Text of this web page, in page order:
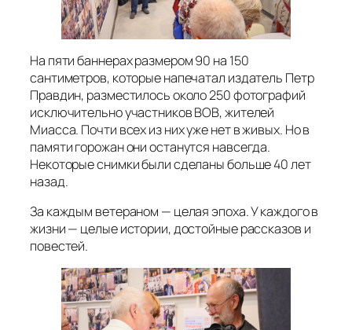
На пяти баннерах размером 90 на 150
сантиметров, которые напечатал издатель Петр
Правдин, разместилось около 250 фотографий
исключительно участников ВОВ, жителей
Миасса. Почти всех из них уже нет в живых. Но в
памяти горожан они останутся навсегда.
Некоторые снимки были сделаны больше 40 лет
назад.
За каждым ветераном — целая эпоха. У каждого в
жизни — целые истории, достойные рассказов и
повестей.